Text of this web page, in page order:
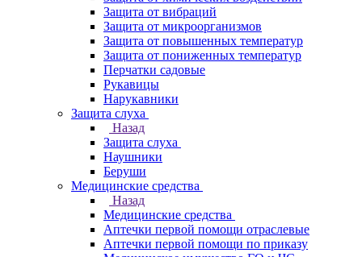
Защита от вибраций
Защита от микроорганизмов
Защита от повышенных температур
Защита от пониженных температур
Перчатки садовые
Рукавицы
Нарукавники
Защита слуха
Назад
Защита слуха
Наушники
Беруши
Медицинские средства
Назад
Медицинские средства
Аптечки первой помощи отраслевые
Аптечки первой помощи по приказу